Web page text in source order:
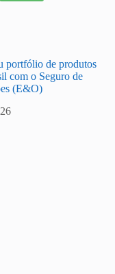
portfólio de produtos
com o Seguro de
(E&O)